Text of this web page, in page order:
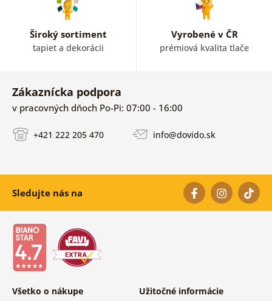
Široký sortiment
tapiet a dekorácii
Vyrobené v ČR
prémiová kvalita tlače
Zákaznícka podpora
v pracovných dňoch Po-Pi: 07:00 - 16:00
+421 222 205 470 info@dovido.sk
Sledujte nás na
Všetko o nákupe Užitočné informácie